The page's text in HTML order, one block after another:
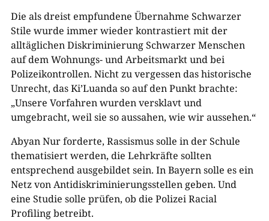
Die als dreist empfundene Übernahme Schwarzer
Stile wurde immer wieder kontrastiert mit der
alltäglichen Diskriminierung Schwarzer Menschen
auf dem Wohnungs- und Arbeitsmarkt und bei
Polizeikontrollen. Nicht zu vergessen das historische
Unrecht, das Ki’Luanda so auf den Punkt brachte:
„Unsere Vorfahren wurden versklavt und
umgebracht, weil sie so aussahen, wie wir aussehen.“
Abyan Nur forderte, Rassismus solle in der Schule
thematisiert werden, die Lehrkräfte sollten
entsprechend ausgebildet sein. In Bayern solle es ein
Netz von Antidiskriminierungsstellen geben. Und
eine Studie solle prüfen, ob die Polizei Racial
Profiling betreibt.